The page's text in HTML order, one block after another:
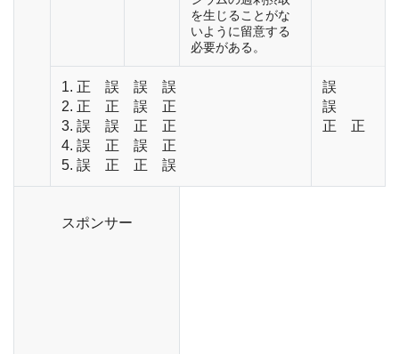
を生じることがな
いように留意する
必要がある。
1. 正 誤 誤 誤
2. 正 正 誤 正
3. 誤 誤 正 正
4. 誤 正 誤 正
5. 誤 正 正 誤
誤
誤
正 正
スポンサー